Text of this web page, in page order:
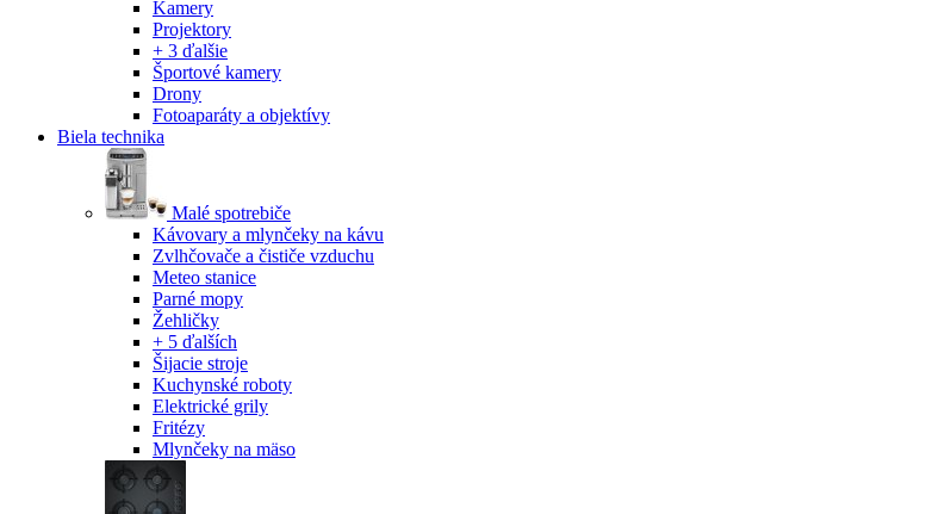
Kamery
Projektory
+ 3 ďalšie
Športové kamery
Drony
Fotoaparáty a objektívy
Biela technika
Malé spotrebiče
Kávovary a mlynčeky na kávu
Zvlhčovače a čističe vzduchu
Meteo stanice
Parné mopy
Žehličky
+ 5 ďalších
Šijacie stroje
Kuchynské roboty
Elektrické grily
Fritézy
Mlynčeky na mäso